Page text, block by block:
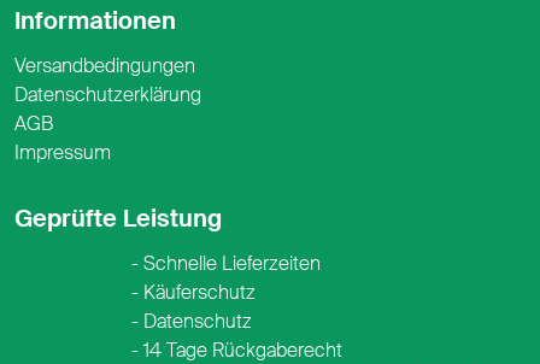
Informationen
Versandbedingungen
Datenschutzerklärung
AGB
Impressum
Geprüfte Leistung
Schnelle Lieferzeiten
Käuferschutz
Datenschutz
14 Tage Rückgaberecht